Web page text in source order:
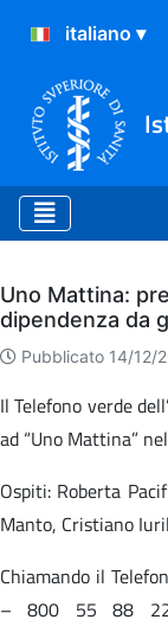
Archivio
Uno Mattina:
dipendenza da
Pubblicato 14/12/
Il Telefono verde
ad “Uno Mattina”
Ospiti: Roberta
Manto, Cristiano
Chiamando il
– 800 55 88